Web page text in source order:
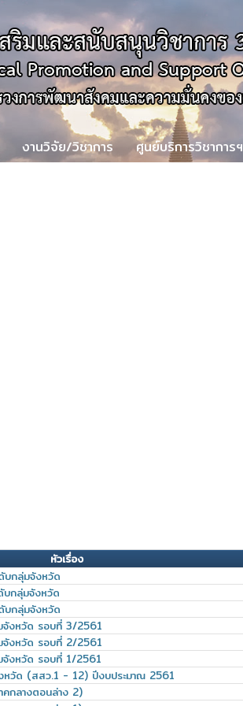
งานวิจัย/วิชาการ ศูนย์บริการวิชาการฯ
หัวเรื่อง
บกลุ่มจังหวัด
บกลุ่มจังหวัด
บกลุ่มจังหวัด
จังหวัด รอบที่ 3/2561
จังหวัด รอบที่ 2/2561
จังหวัด รอบที่ 1/2561
หวัด (สสว.1 - 12) ปีงบประมาณ 2561
คกลางตอนล่าง 2)